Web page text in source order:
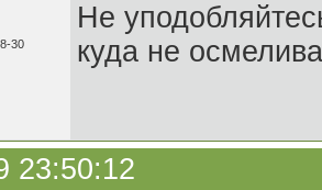
30
Не
куда не
23:50:12